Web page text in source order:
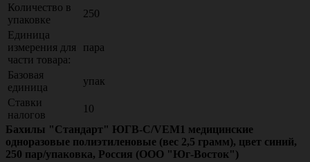
Количество в
упаковке
250
Единица
измерения для
части товара:
пара
Базовая
единица
упак
Ставки
налогов
10
Бахилы "Стандарт" ЮГВ-С/VEM1 медицинские
одноразовые полиэтиленовые (вес 2,5 грамм), цвет синий,
250 пар/упаковка, Россия (ООО "Юг-Восток")